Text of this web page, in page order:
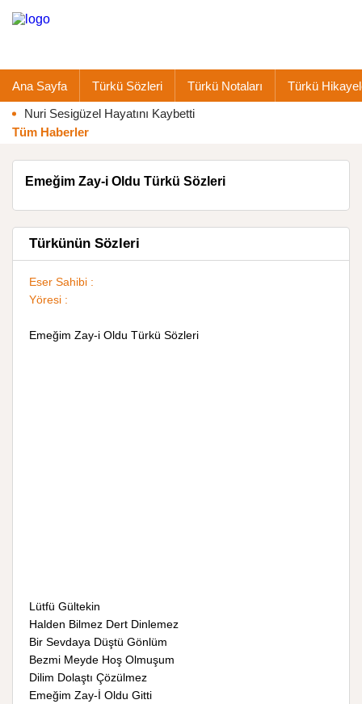
Ana Sayfa Türkü Sözleri Türkü Notaları Türkü
Nuri Sesigüzel Hayatını Kaybetti
Tüm Haberler
Emeğim Zay-i Oldu Türkü Sözleri
Türkünün Sözleri
Eser Sahibi :
Yöresi :
Emeğim Zay-i Oldu Türkü Sözleri
Lütfü Gültekin
Halden Bilmez Dert Dinlemez
Bir Sevdaya Düştü Gönlüm
Bezmi Meyde Hoş Olmuşum
Dilim Dolaştı Çözülmez
Emeğim Zay-İ Oldu Gitti